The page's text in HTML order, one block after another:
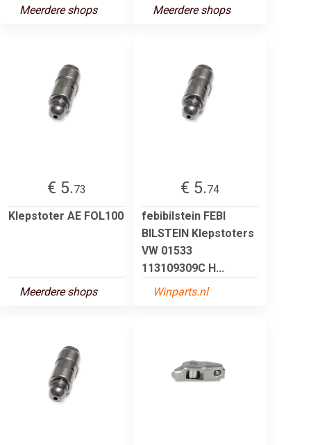
Meerdere shops
Meerdere shops
€ 5.73
Klepstoter AE FOL100
Meerdere shops
€ 5.74
febibilstein FEBI
BILSTEIN Klepstoters
VW 01533
113109309C H...
Winparts.nl